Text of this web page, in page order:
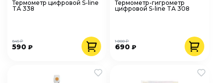
Термометр цифровой S-line
TA 338
590 ₽
845 ₽
Термометр-гигрометр
цифровой S-line TA 308
690₽
1 000 ₽